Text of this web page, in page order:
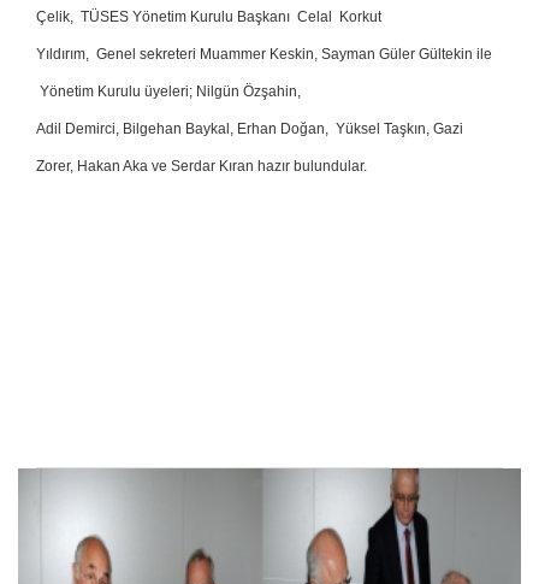
Çelik, TÜSES Yönetim Kurulu Başkanı Celal Korkut
Yıldırım, Genel sekreteri Muammer Keskin, Sayman Güler Gültekin ile
Yönetim Kurulu üyeleri; Nilgün Özşahin,
Adil Demirci, Bilgehan Baykal, Erhan Doğan, Yüksel Taşkın, Gazi
Zorer, Hakan Aka ve Serdar Kıran hazır bulundular.